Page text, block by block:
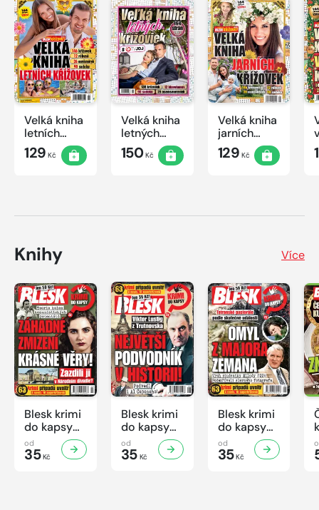
Velká kniha
letních
křížovek
2026
129 Kč
Velká kniha
letných
krížoviek s
TV JOJ
150Kč
Velká kniha
jarních
křížovek
2026
129 Kč
Knihy Více
Blesk krimi
do kapsy
č.7/2026
od
35Kč
Blesk krimi
do kapsy
č.6/2026
od
35Kč
Blesk krimi
do kapsy
č.5/2026
od
35Kč